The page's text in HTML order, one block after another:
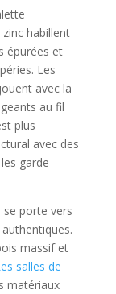
zinc habillent
épurées et
Les
avec la
au fil
plus
avec des
garde-
se porte vers
massif et
salles de
matériaux